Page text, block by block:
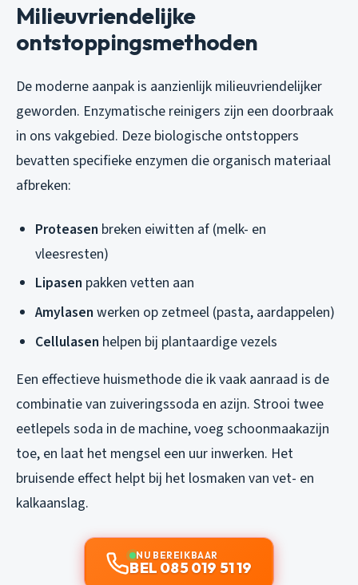
Milieuvriendelijke
ontstoppingsmethoden
De moderne aanpak is aanzienlijk milieuvriendelijker
geworden. Enzymatische reinigers zijn een doorbraak
in ons vakgebied. Deze biologische ontstoppers
bevatten specifieke enzymen die organisch materiaal
afbreken:
Proteasen breken eiwitten af (melk- en
vleesresten)
Lipasen pakken vetten aan
Amylasen werken op zetmeel (pasta, aardappelen)
Cellulasen helpen bij plantaardige vezels
Een effectieve huismethode die ik vaak aanraad is de
combinatie van zuiveringssoda en azijn. Strooi twee
eetlepels soda in de machine, voeg schoonmaakazijn
toe, en laat het mengsel een uur inwerken. Het
bruisende effect helpt bij het losmaken van vet- en
kalkaanslag.
NU BEREIKBAAR
BEL 085 019 51 19